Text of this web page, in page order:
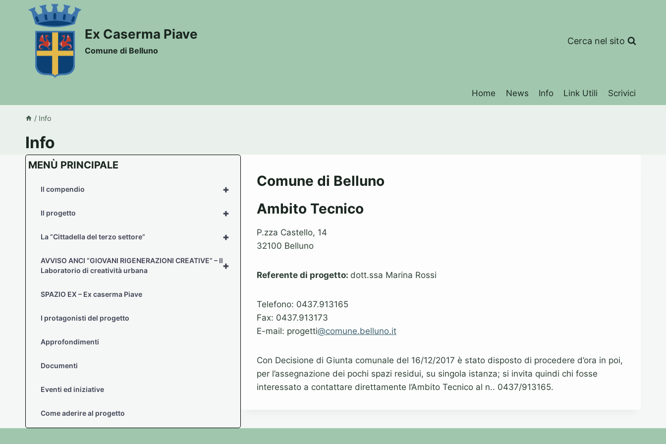
contenuto
Ex Caserma Piave
Comune di Belluno
Cerca nel sito
Home News Info Link Utili Scrivici
/ Info
Info
Comune di Belluno
Ambito Tecnico
P.zza Castello, 14
32100 Belluno
Referente di progetto: dott.ssa Marina Rossi
Telefono: 0437.913165
Fax: 0437.913173
E-mail: progetti@comune.belluno.it
Con Decisione di Giunta comunale del 16/12/2017 è stato disposto di procedere d’ora in poi,
per l’assegnazione dei pochi spazi residui, su singola istanza; si invita quindi chi fosse
interessato a contattare direttamente l’Ambito Tecnico al n.. 0437/913165.
MENÙ PRINCIPALE
+
Il compendio
+
Il progetto
+
La “Cittadella del terzo settore”
+
AVVISO ANCI “GIOVANI RIGENERAZIONI CREATIVE” – Il
Laboratorio di creatività urbana
SPAZIO EX – Ex caserma Piave
I protagonisti del progetto
Approfondimenti
Documenti
Eventi ed iniziative
Come aderire al progetto